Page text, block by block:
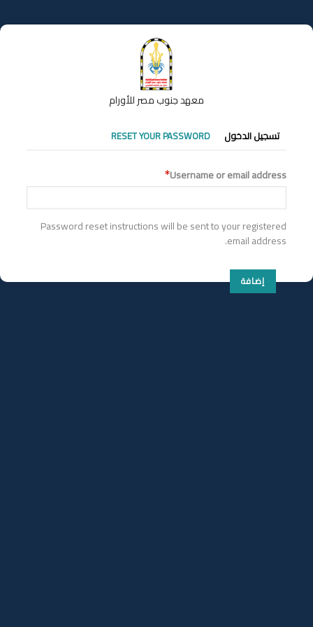
إلى
المحتوى
معهد جنوب مصر للأورام
التبويبات
الأساسية
تسجيل الدخول RESET YOUR PASSWORD
Username or email address
Password reset instructions will be sent to your registered
email address.